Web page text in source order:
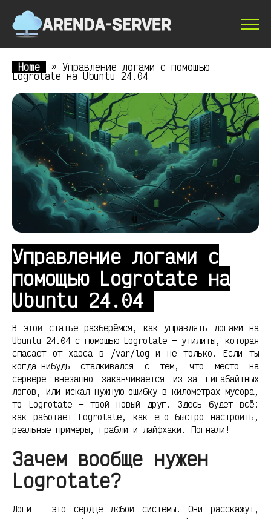
Home » Управление логами с помощью
Logrotate на Ubuntu 24.04
Управление логами с
помощью Logrotate на
Ubuntu 24.04
В этой статье разберёмся, как управлять логами на
Ubuntu 24.04 с помощью Logrotate — утилиты, которая
спасает от хаоса в /var/log и не только. Если ты
когда-нибудь сталкивался с тем, что место на
сервере внезапно заканчивается из-за гигабайтных
логов, или искал нужную ошибку в километрах мусора,
то Logrotate — твой новый друг. Здесь будет всё:
как работает Logrotate, как его быстро настроить,
реальные примеры, грабли и лайфхаки. Погнали!
Зачем вообще нужен
Logrotate?
Логи — это сердце любой системы. Они расскажут,